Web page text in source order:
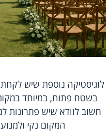
לוגיסטיקה נוספת שיש
בשטח פתוח, במיוחד
חשוב לוודא שיש פתרונות
המקום נקי